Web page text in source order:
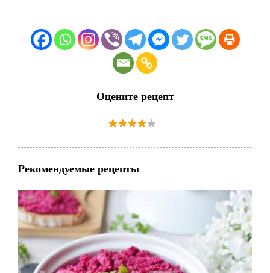
Оцените рецепт
Рекомендуемые рецепты